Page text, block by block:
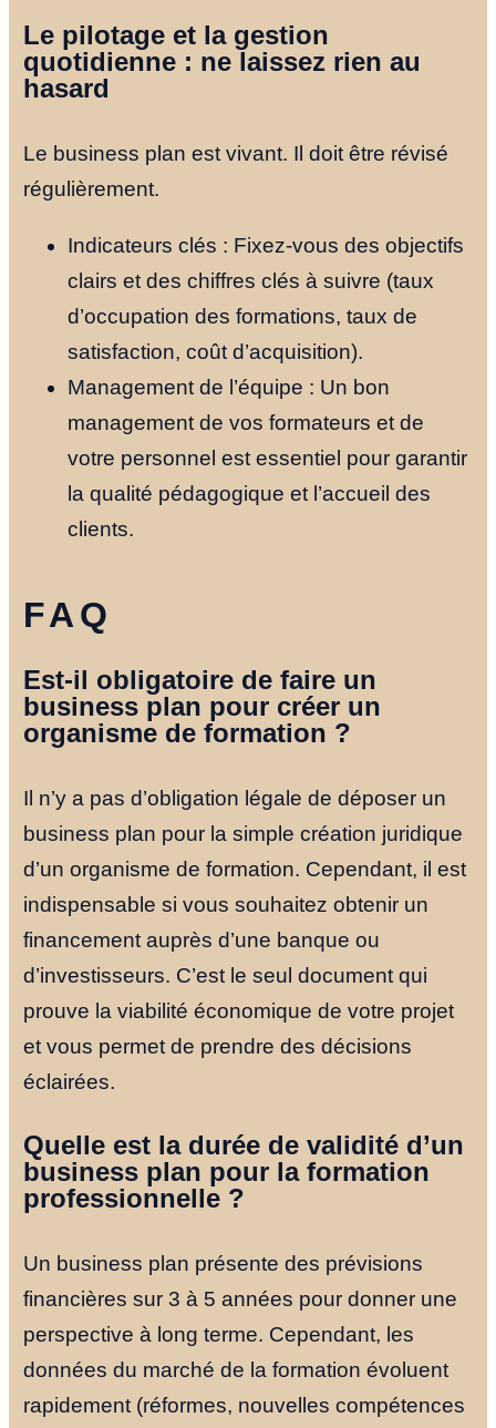
Le pilotage et la gestion
quotidienne : ne laissez rien au
hasard
Le business plan est vivant. Il doit être révisé
régulièrement.
Indicateurs clés : Fixez-vous des objectifs
clairs et des chiffres clés à suivre (taux
d’occupation des formations, taux de
satisfaction, coût d’acquisition).
Management de l’équipe : Un bon
management de vos formateurs et de
votre personnel est essentiel pour garantir
la qualité pédagogique et l’accueil des
clients.
FAQ
Est-il obligatoire de faire un
business plan pour créer un
organisme de formation ?
Il n’y a pas d’obligation légale de déposer un
business plan pour la simple création juridique
d’un organisme de formation. Cependant, il est
indispensable si vous souhaitez obtenir un
financement auprès d’une banque ou
d’investisseurs. C’est le seul document qui
prouve la viabilité économique de votre projet
et vous permet de prendre des décisions
éclairées.
Quelle est la durée de validité d’un
business plan pour la formation
professionnelle ?
Un business plan présente des prévisions
financières sur 3 à 5 années pour donner une
perspective à long terme. Cependant, les
données du marché de la formation évoluent
rapidement (réformes, nouvelles compétences